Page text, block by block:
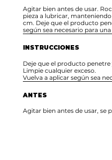
Agitar bien antes de usar.
pieza a lubricar,
cm. Deje que el producto
según sea necesario para
INSTRUCCIONES
Deje que el producto
Limpie cualquier exceso.
Vuelva a aplicar según sea
ANTES
Agitar bien antes de usar, se